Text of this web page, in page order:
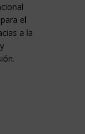
el
a la